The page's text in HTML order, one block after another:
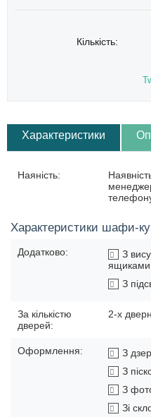
Кількість:
Характеристики
Наяність:
Характеристики шафи-
Додатково:
З
ящиками
З
За кількістю
дверей:
2-х
Оформлення:
З
З
З
Зі